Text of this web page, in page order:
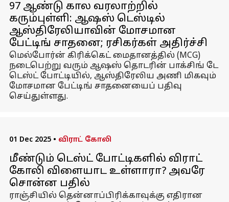
97 ஆண்டு கால வரலாற்றில்
கரும்புள்ளி: ஆஷஸ் டெஸ்டில்
ஆஸ்திரேலியாவின் மோசமான
பேட்டிங் சாதனை; ரசிகர்கள் அதிர்ச்சி
மெல்போர்ன் கிரிக்கெட் மைதானத்தில் (MCG)
நடைபெற்று வரும் ஆஷஸ் தொடரின் பாக்சிங் டே
டெஸ்ட் போட்டியில், ஆஸ்திரேலிய அணி மிகவும்
மோசமான பேட்டிங் சாதனையைப் பதிவு
செய்துள்ளது.
01 Dec 2025 • விராட் கோலி
மீண்டும் டெஸ்ட் போட்டிகளில் விராட்
கோலி விளையாட உள்ளாரா? அவரே
சொன்ன பதில்
ராஞ்சியில் தென்னாப்பிரிக்காவுக்கு எதிரான